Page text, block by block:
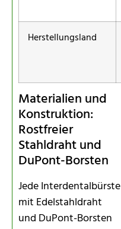
Herstellungsland
Materialien und
Konstruktion:
Rostfreier
Stahldraht und
DuPont-Borsten
Jede Interdentalbürste
mit Edelstahldraht
und DuPont-Borsten